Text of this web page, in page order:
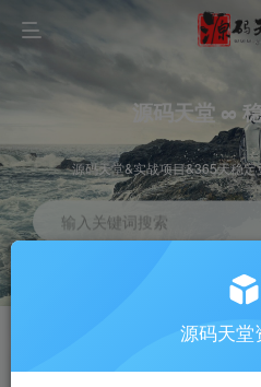
源码天堂 ∞
源码天堂&实战项目&365天稳
输入关键词搜索
推广赚钱 70%分佣
源码天堂